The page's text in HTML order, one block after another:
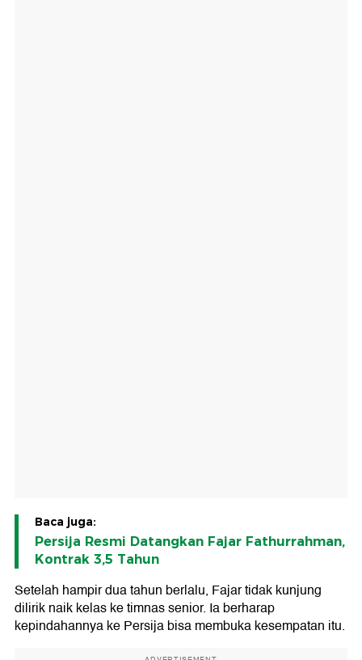
Baca juga:
Persija Resmi Datangkan Fajar Fathurrahman,
Kontrak 3,5 Tahun
Setelah hampir dua tahun berlalu, Fajar tidak kunjung
dilirik naik kelas ke timnas senior. Ia berharap
kepindahannya ke Persija bisa membuka kesempatan itu.